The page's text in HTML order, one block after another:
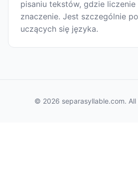
pisaniu tekstów, gdzie liczenie
znaczenie. Jest szczególnie
uczących się języka.
© 2026 separasyllable.com.